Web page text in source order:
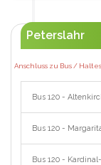
Peterslahr
Anschluss zu Bus /
Bus 120 -
Bus 120 -
Bus 120 -